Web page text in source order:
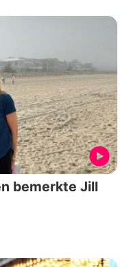
bemerkte Jill